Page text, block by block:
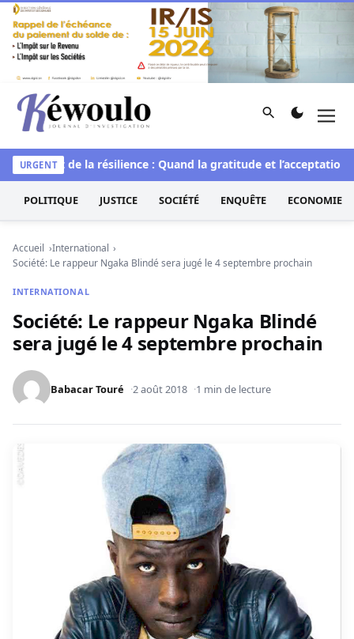
Aller au contenu
Kéwoulo, le premier site d'information et d'investigation
Rechercher
URGENT
L’art de la résilience : Quand la gratitude et l’acceptation
POLITIQUE JUSTICE SOCIÉTÉ ENQUÊTE ECONOMIE
Accueil
International
Société: Le rappeur Ngaka Blindé sera jugé le 4 septembre prochain
INTERNATIONAL
Société: Le rappeur Ngaka Blindé
sera jugé le 4 septembre prochain
Babacar Touré 2 août 2018 1 min de lecture